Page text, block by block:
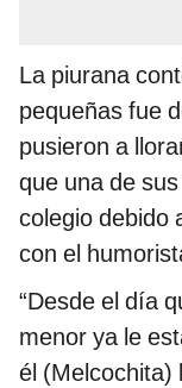
La piurana
pequeñas fue
pusieron a
que una de
colegio debido
con el
“Desde el día
menor ya le
él (Melcochita)